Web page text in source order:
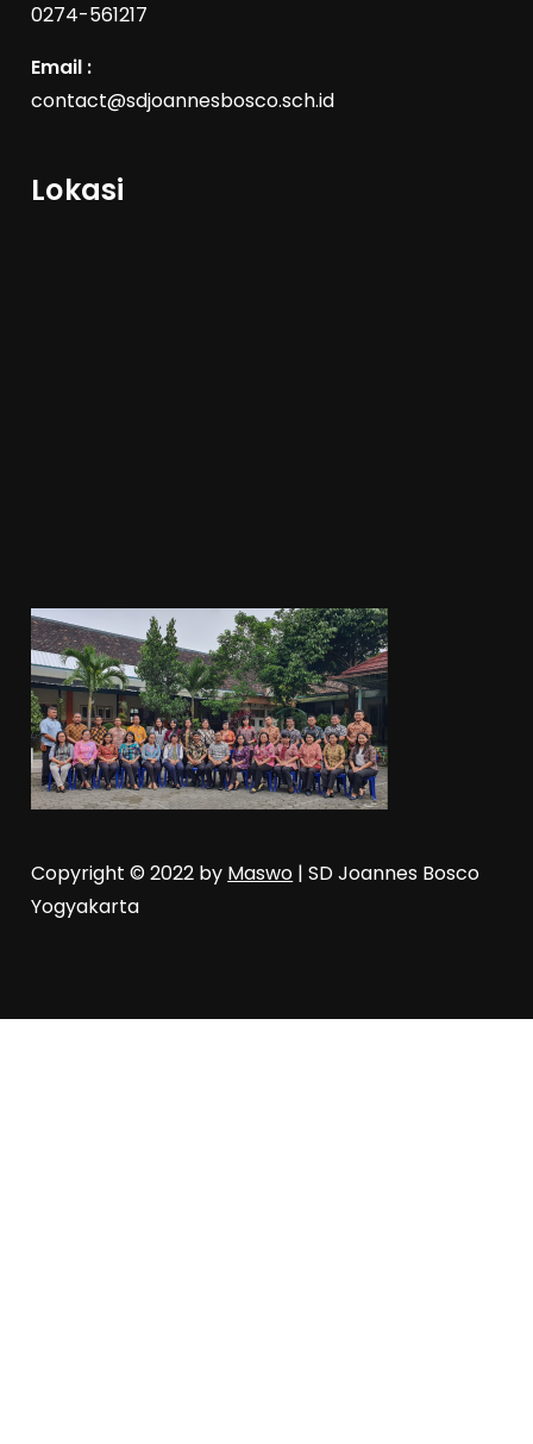
0274-561217
Email :
contact@sdjoannesbosco.sch.id
Lokasi
Copyright © 2022 by Maswo | SD Joannes Bosco
Yogyakarta